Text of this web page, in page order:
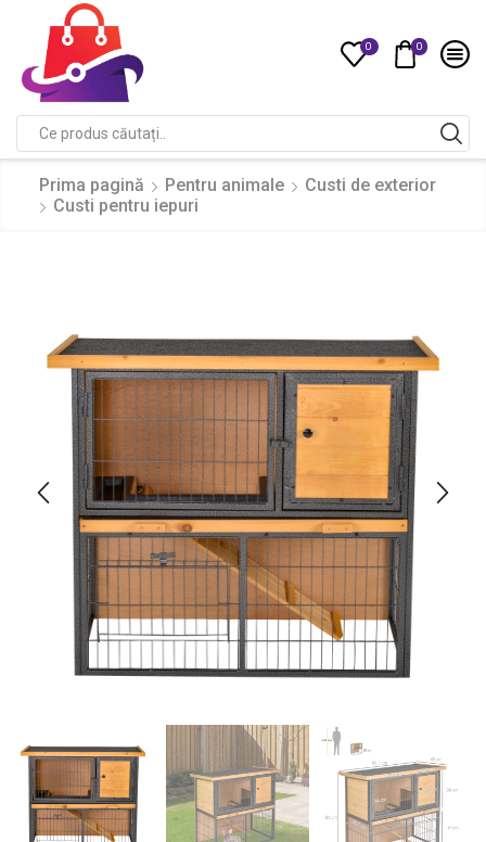
0 0
input
Prima pagină Pentru animale
Custi de exterior
Custi pentru iepuri